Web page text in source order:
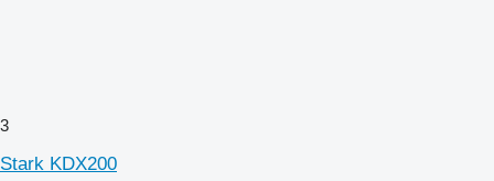
3
Stark KDX200